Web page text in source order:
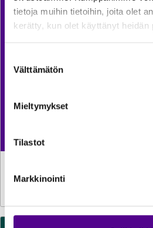
tietoja muihin tietoihin, joita olet
kerätty, kun olet käyttänyt heidän
valinta
Välttämätön
Mieltymykset
Tilastot
Markkinointi
Sähkön käyttö kasvoi